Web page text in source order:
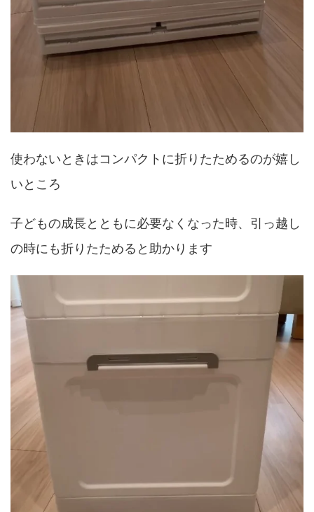
使わないときはコンパクトに折りたためるのが嬉し
いところ
子どもの成長とともに必要なくなった時、引っ越し
の時にも折りたためると助かります